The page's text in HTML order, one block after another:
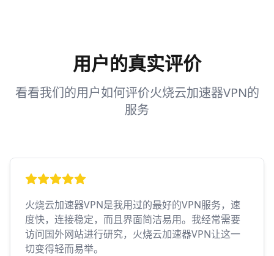
用户的真实评价
看看我们的用户如何评价火烧云加速器VPN的
服务
火烧云加速器VPN是我用过的最好的VPN服务，速
度快，连接稳定，而且界面简洁易用。我经常需要
访问国外网站进行研究，火烧云加速器VPN让这一
切变得轻而易举。